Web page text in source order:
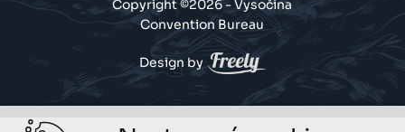
Copyright ©2026 - Vysočina
Convention Bureau
Design by